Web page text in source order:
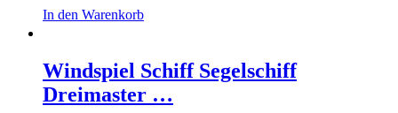
In den Warenkorb
Windspiel Schiff Segelschiff
Dreimaster …